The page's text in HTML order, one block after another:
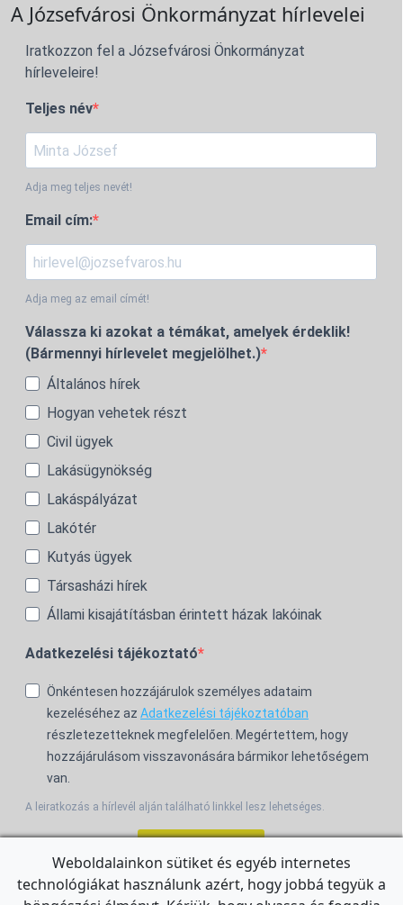
A Józsefvárosi Önkormányzat hírlevelei
Iratkozzon fel a Józsefvárosi Önkormányzat
hírleveleire!
Teljes név
Adja meg teljes nevét!
Email cím:
Adja meg az email címét!
Válassza ki azokat a témákat, amelyek érdeklik!
(Bármennyi hírlevelet megjelölhet.)
Általános hírek
Hogyan vehetek részt
Civil ügyek
Lakásügynökség
Lakáspályázat
Lakótér
Kutyás ügyek
Társasházi hírek
Állami kisajátításban érintett házak lakóinak
Adatkezelési tájékoztató
Önkéntesen hozzájárulok személyes adataim
kezeléséhez az Adatkezelési tájékoztatóban
részletezetteknek megfelelően. Megértettem, hogy
hozzájárulásom visszavonására bármikor lehetőségem
van.
A leiratkozás a hírlevél alján található linkkel lesz lehetséges.
For the English Newsletter, clickHERE.
Weboldalainkon sütiket és egyéb internetes
technológiákat használunk azért, hogy jobbá tegyük a